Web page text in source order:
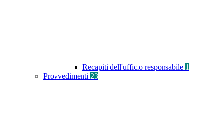
Recapiti dell'ufficio responsabile 1
Provvedimenti 23